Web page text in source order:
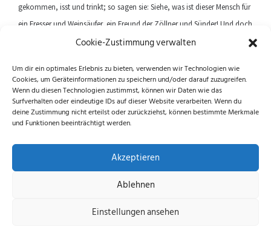
Cookie-Zustimmung verwalten
Um dir ein optimales Erlebnis zu bieten, verwenden wir Technologien wie
Cookies, um Geräteinformationen zu speichern und/oder darauf zuzugreifen.
Wenn du diesen Technologien zustimmst, können wir Daten wie das
Surfverhalten oder eindeutige IDs auf dieser Website verarbeiten. Wenn du
deine Zustimmung nicht erteilst oder zurückziehst, können bestimmte Merkmale
und Funktionen beeinträchtigt werden.
Akzeptieren
Ablehnen
Einstellungen ansehen
gekommen, isst und trinkt; so sagen sie: Siehe, was ist dieser Mensch für
ein Fresser und Weinsäufer, ein Freund der Zöllner und Sünder! Und doch
ist die Weisheit gerechtfertigt worden aus ihren Werken.
Next article
Previous article
Folge uns auf Instagram und Facebook!
Datenschutzerklärung|Impressum
Richtlinie (EU)